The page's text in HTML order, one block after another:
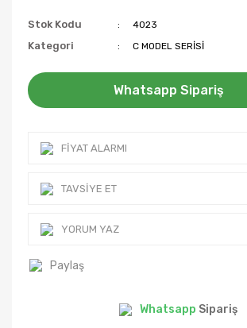
Stok Kodu 4023
Kategori C MODEL SERİSİ
Whatsapp Sipariş
FIYAT ALARMI
TAVSIYE ET
YORUM YAZ
Paylaş
Whatsapp Sipariş